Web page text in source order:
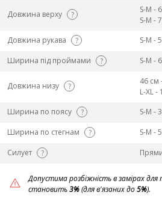
Довжина верху ?
S-M -
S-M -
Довжина рукава
?
S-M -
Ширина під проймами
? S-M -
Довжина низу ?
46 см
L-ХL -
Ширина по поясу
?
S-M -
Ширина по стегнам
?
S-M -
Силует
?
Допустима розбіжність в замірах для
становить3%(для в'язаних до5%).